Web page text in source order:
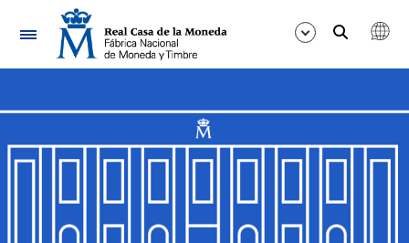
Navegación
Mostrar/Ocultar
Mostrar/Ocultar